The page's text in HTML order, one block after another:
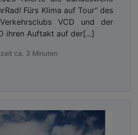
Fürs Klima auf Tour“ des
VCD und der
ihren Auftakt auf der[...]
ca. 3 Minuten